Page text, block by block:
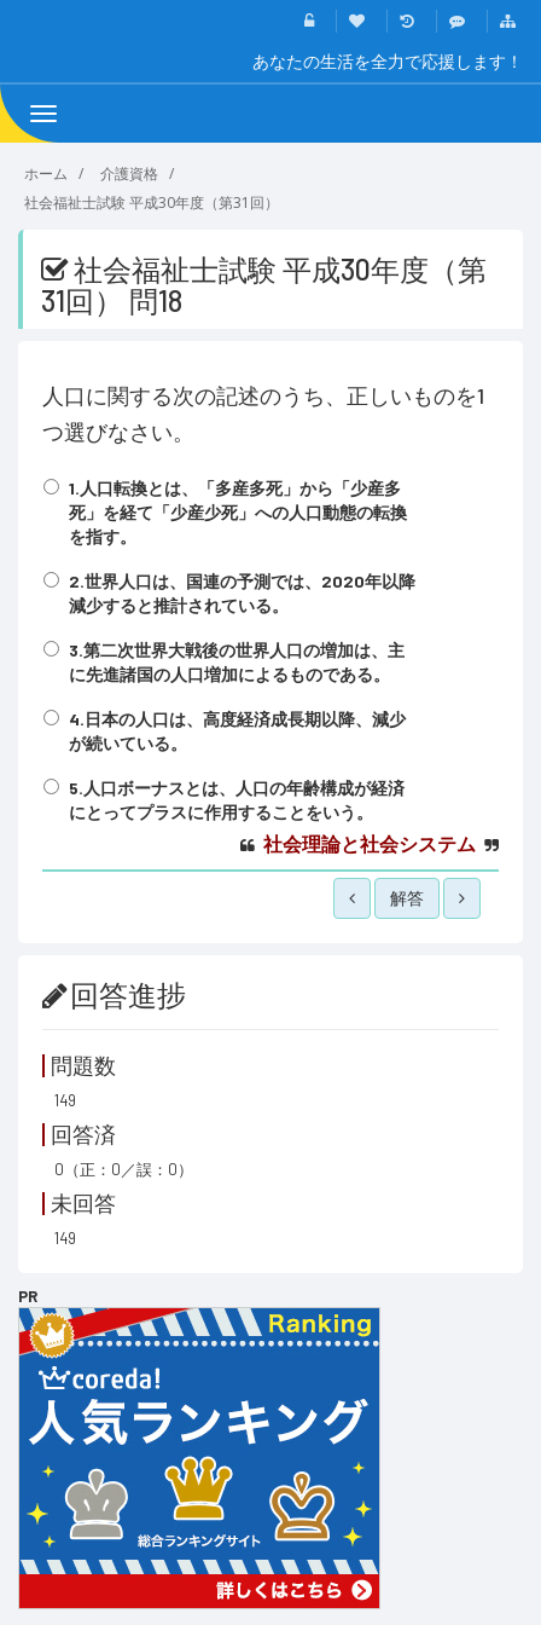
あなたの生活を全力で応援します！
Toggle
navigation
ホーム
介護資格
社会福祉士試験 平成30年度（第31回）
社会福祉士試験 平成30年度（第
31回） 問18
人口に関する次の記述のうち、正しいものを1
つ選びなさい。
1.人口転換とは、「多産多死」から「少産多
死」を経て「少産少死」への人口動態の転換
を指す。
2.世界人口は、国連の予測では、2020年以降
減少すると推計されている。
3.第二次世界大戦後の世界人口の増加は、主
に先進諸国の人口増加によるものである。
4.日本の人口は、高度経済成長期以降、減少
が続いている。
5.人口ボーナスとは、人口の年齢構成が経済
にとってプラスに作用することをいう。
社会理論と社会システム
解答
回答進捗
問題数
149
回答済
0（正：0／誤：0）
未回答
149
PR